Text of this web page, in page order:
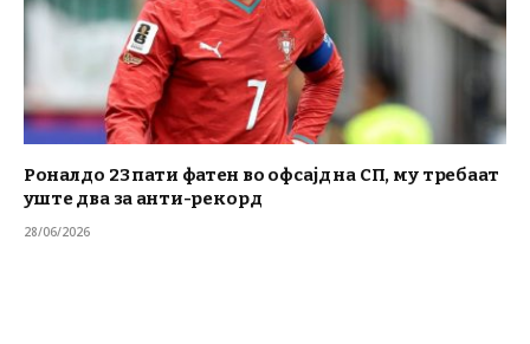
Роналдо 23 пати фатен во офсајд на СП, му требаат
уште два за анти-рекорд
28/06/2026